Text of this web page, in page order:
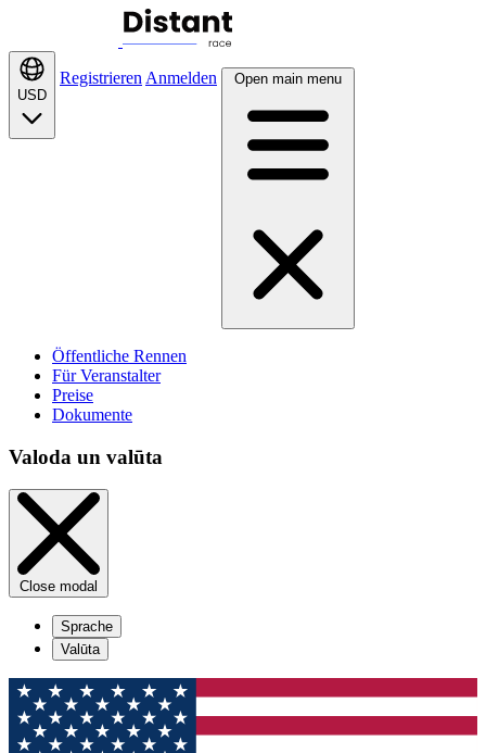
USD
Registrieren Anmelden Open main menu
Öffentliche Rennen
Für Veranstalter
Preise
Dokumente
Valoda un valūta
Close modal
Sprache
Valūta